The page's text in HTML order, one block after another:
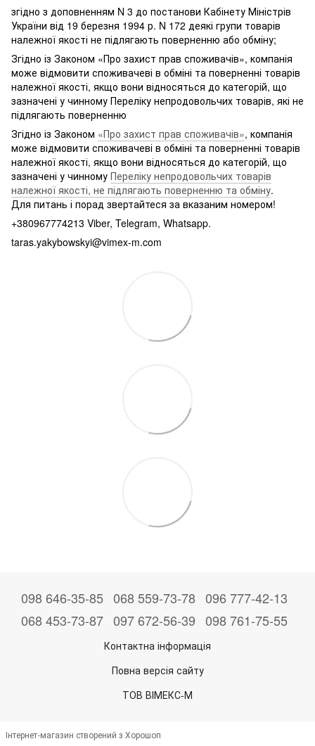
згідно з доповненням N 3 до постанови Кабінету Міністрів
України від 19 березня 1994 р. N 172 деякі групи товарів
належної якості не підлягають поверненню або обміну;
Згідно із Законом «Про захист прав споживачів», компанія
може відмовити споживачеві в обміні та поверненні товарів
належної якості, якщо вони відносяться до категорій, що
зазначені у чинному Переліку непродовольчих товарів, які не
підлягають поверненню
Згідно із Законом «Про захист прав споживачів», компанія
може відмовити споживачеві в обміні та поверненні товарів
належної якості, якщо вони відносяться до категорій, що
зазначені у чинному Переліку непродовольчих товарів
належної якості, не підлягають поверненню та обміну.
Для питань і порад звертайтеся за вказаним номером!
+380967774213 Viber, Telegram, Whatsapp.
taras.yakybowskyi@vimex-m.com
098 646-35-85 068 559-73-78 096 777-42-13
068 453-73-87 097 672-56-39 098 761-75-55
Контактна інформація
Повна версія сайту
ТОВ ВІМЕКС-М
Інтернет-магазин створений з Хорошоп